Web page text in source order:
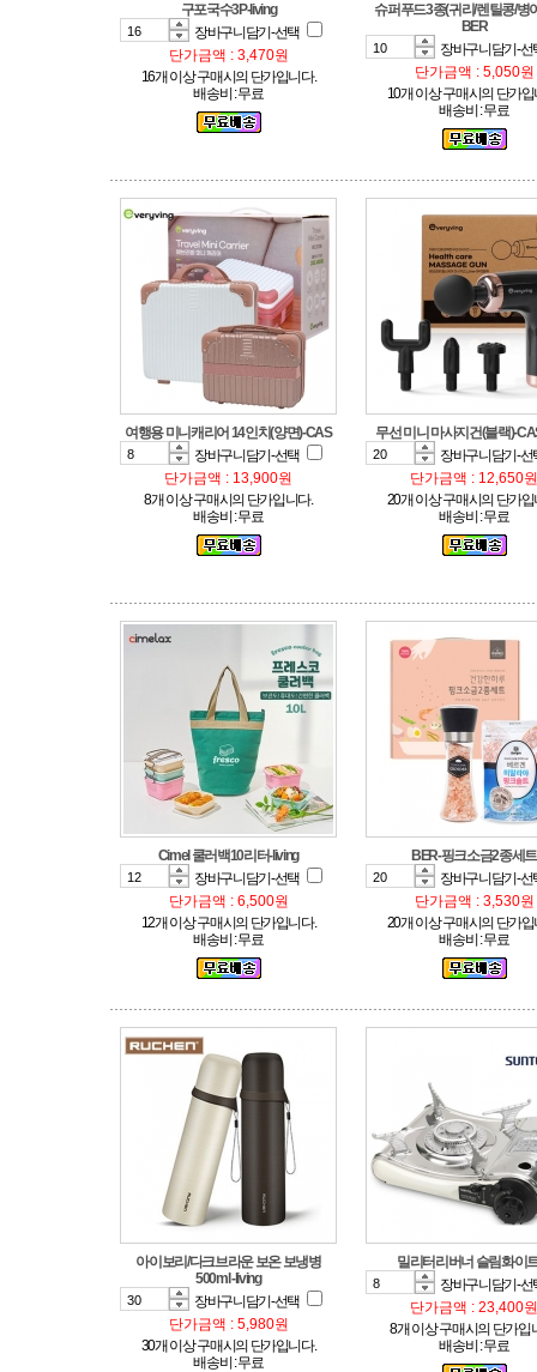
구포국수3P-living
장바구니담기-선택
단가금액 : 3,470원
16개 이상 구매시의 단가입니다.
배송비 : 무료
BER
장바구니담기-
단가금액 : 5,050원
10개 이상 구매시의 단가입
배송비 : 무료
여행용 미니캐리어 14인치(양면)-CAS
장바구니담기-선택
단가금액 : 13,900원
8개 이상 구매시의 단가입니다.
배송비 : 무료
무선 미니 마사지건(블랙)-
장바구니담기-
단가금액 : 12,650원
20개 이상 구매시의 단가입
배송비 : 무료
Cimel 쿨러백10리터-living
장바구니담기-선택
단가금액 : 6,500원
12개 이상 구매시의 단가입니다.
배송비 : 무료
BER-핑크소금2종세트
장바구니담기-
단가금액 : 3,530원
20개 이상 구매시의 단가입
배송비 : 무료
500ml -living
장바구니담기-선택
단가금액 : 5,980원
30개 이상 구매시의 단가입니다.
배송비 : 무료
밀리터리버너 슬림화이
장바구니담기-
단가금액 : 23,400원
8개 이상 구매시의 단가입
배송비 : 무료